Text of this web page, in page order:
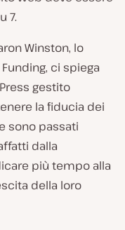
7.
Winston, lo
ci spiega
gestito
la fiducia dei
sono passati
dalla
più tempo alla
della loro